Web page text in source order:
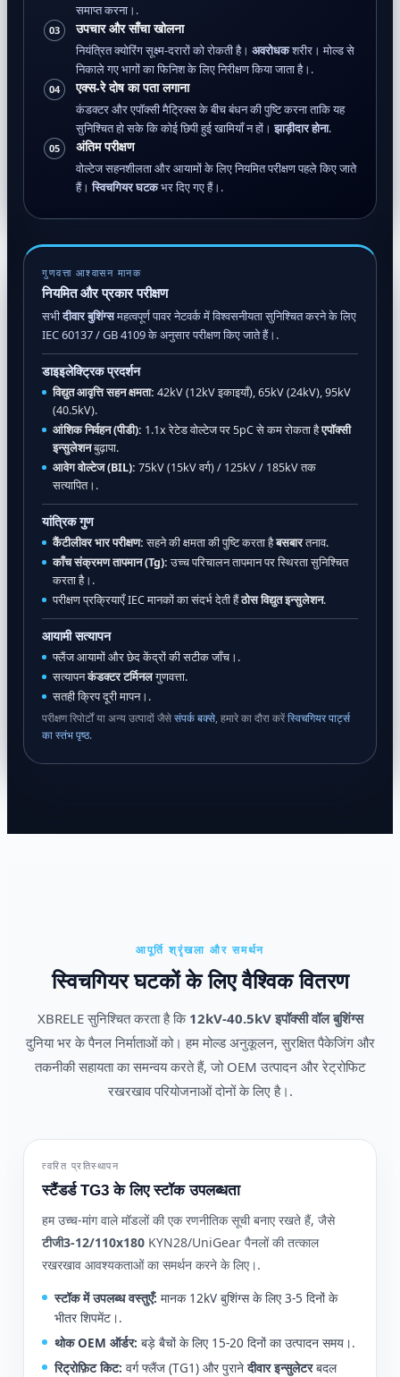
समाप्त करना।.
03 उपचार और साँचा खोलना
नियंत्रित क्योरिंग सूक्ष्म-दरारों को रोकती है। अवरोधकशरीर। मोल्ड से
निकाले गए भागों का फिनिश के लिए निरीक्षण किया जाता है।.
04 एक्स-रे दोष का पता लगाना
कंडक्टर और एपॉक्सी मैट्रिक्स के बीच बंधन की पुष्टि करना ताकि यह
सुनिश्चित हो सके कि कोई छिपी हुई खामियाँ न हों।झाड़ीदार होना.
05 अंतिम परीक्षण
वोल्टेज सहनशीलता और आयामों के लिए नियमित परीक्षण पहले किए जाते
हैं।स्विचगियर घटकभर दिए गए हैं।.
गुणवत्ता आश्वासन मानक
नियमित और प्रकार परीक्षण
सभीदीवार बुशिंग्समहत्वपूर्ण पावर नेटवर्क में विश्वसनीयता सुनिश्चित करने के लिए
IEC 60137 / GB 4109 के अनुसार परीक्षण किए जाते हैं।.
डाइइलेक्ट्रिक प्रदर्शन
विद्युत आवृत्ति सहन क्षमता: 42kV (12kV इकाइयाँ), 65kV (24kV), 95kV
(40.5kV).
आंशिक निर्वहन (पीडी): 1.1x रेटेड वोल्टेज पर 5pC से कम रोकता हैएपॉक्सी
इन्सुलेशनबुढ़ापा.
आवेग वोल्टेज (BIL): 75kV (15kV वर्ग) / 125kV / 185kV तक
सत्यापित।.
यांत्रिक गुण
कैंटीलीवर भार परीक्षण:सहने की क्षमता की पुष्टि करता हैबसबारतनाव.
काँच संक्रमण तापमान (Tg):उच्च परिचालन तापमान पर स्थिरता सुनिश्चित
करता है।.
परीक्षण प्रक्रियाएँ IEC मानकों का संदर्भ देती हैंठोस विद्युत इन्सुलेशन.
आयामी सत्यापन
फ्लैंज आयामों और छेद केंद्रों की सटीक जाँच।.
सत्यापनकंडक्टर टर्मिनलगुणवत्ता.
सतही क्रिप दूरी मापन।.
परीक्षण रिपोर्टों या अन्य उत्पादों जैसेसंपर्क बक्से, हमारे का दौरा करेंस्विचगियर पार्ट्स
का स्तंभ पृष्ठ.
आपूर्ति श्रृंखला और समर्थन
स्विचगियर घटकों के लिए वैश्विक वितरण
XBRELE सुनिश्चित करता है कि 12kV-40.5kV इपॉक्सी वॉल बुशिंग्स
दुनिया भर के पैनल निर्माताओं को। हम मोल्ड अनुकूलन, सुरक्षित पैकेजिंग और
तकनीकी सहायता का समन्वय करते हैं, जो OEM उत्पादन और रेट्रोफिट
रखरखाव परियोजनाओं दोनों के लिए है।.
त्वरित प्रतिस्थापन
स्टैंडर्ड TG3 के लिए स्टॉक उपलब्धता
हम उच्च-मांग वाले मॉडलों की एक रणनीतिक सूची बनाए रखते हैं, जैसे
टीजी3-12/110x180 KYN28/UniGear पैनलों की तत्काल
रखरखाव आवश्यकताओं का समर्थन करने के लिए।.
स्टॉक में उपलब्ध वस्तुएँ: मानक 12kV बुशिंग्स के लिए 3-5 दिनों के
भीतर शिपमेंट।.
थोक OEM ऑर्डर: बड़े बैचों के लिए 15-20 दिनों का उत्पादन समय।.
रिट्रोफ़िट किट: वर्ग फ्लैंज (TG1) और पुरानेदीवार इन्सुलेटरबदल